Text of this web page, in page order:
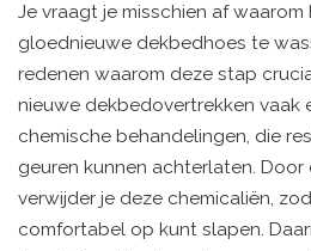
Je vraagt je misschien af
gloednieuwe dekbedhoes te
redenen waarom deze stap
nieuwe dekbedovertrekken vaak
chemische behandelingen, die
geuren kunnen achterlaten.
verwijder je deze chemicaliën,
comfortabel op kunt slapen.